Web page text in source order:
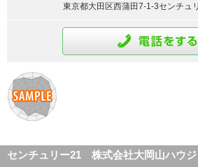
東京都大田区西蒲田7-1-3センチュ
センチュリー21 株式会社大岡山ハウ